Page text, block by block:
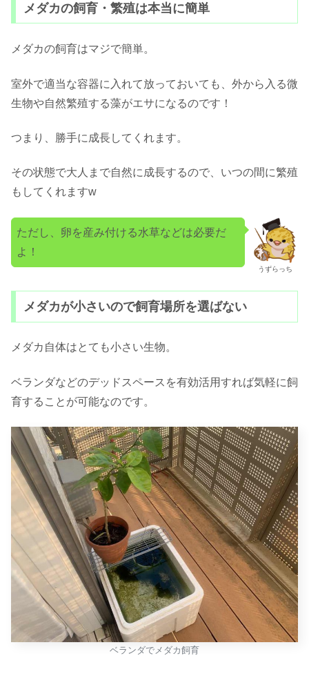
メダカの飼育・繁殖は本当に簡単
メダカの飼育はマジで簡単。
室外で適当な容器に入れて放っておいても、外から入る微
生物や自然繁殖する藻がエサになるのです！
つまり、勝手に成長してくれます。
その状態で大人まで自然に成長するので、いつの間に繁殖
もしてくれますw
うずらっち
ただし、卵を産み付ける水草などは必要だ
よ！
メダカが小さいので飼育場所を選ばない
メダカ自体はとても小さい生物。
ベランダなどのデッドスペースを有効活用すれば気軽に飼
育することが可能なのです。
ベランダでメダカ飼育